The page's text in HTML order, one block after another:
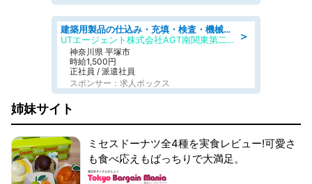
＞
建築用製品の仕込み・充填・検査・機械操作/寮完備/日払い/工場・製造
UTエージェント株式会社AGT南関東第二CU
神奈川県 平塚市
時給1,500円
正社員 / 派遣社員
スポンサー：求人ボックス
姉妹サイト
ミセスドーナツ全4種を実食レビュー!可愛さ
も食べ応えもばっちりで大満足。